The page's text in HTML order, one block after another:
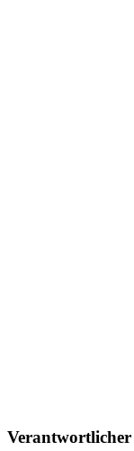
Verantwortlicher